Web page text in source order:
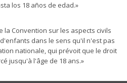
los 18 años de edad.»
la Convention sur les aspects civils
dans le sens qu'il n'est pas
nationale, qui prévoit que le droit
jusqu'à l'âge de 18 ans.»